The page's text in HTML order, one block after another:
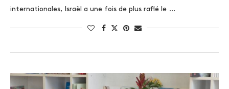
internationales, Israël a une fois de plus raflé le …